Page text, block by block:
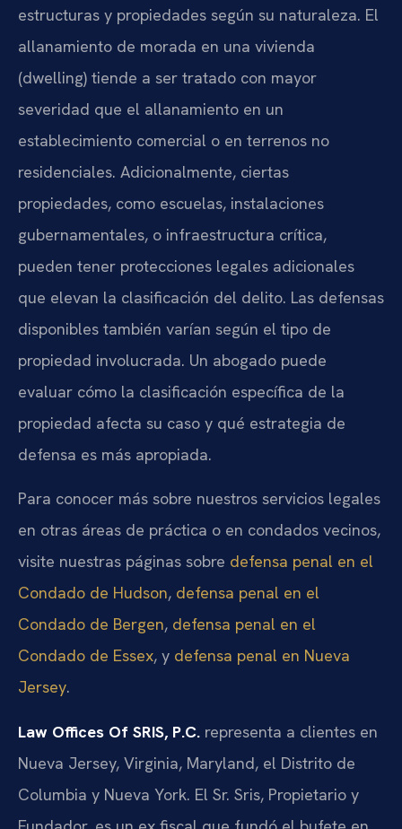
estructuras y propiedades según su naturaleza. El
allanamiento de morada en una vivienda
(dwelling) tiende a ser tratado con mayor
severidad que el allanamiento en un
establecimiento comercial o en terrenos no
residenciales. Adicionalmente, ciertas
propiedades, como escuelas, instalaciones
gubernamentales, o infraestructura crítica,
pueden tener protecciones legales adicionales
que elevan la clasificación del delito. Las defensas
disponibles también varían según el tipo de
propiedad involucrada. Un abogado puede
evaluar cómo la clasificación específica de la
propiedad afecta su caso y qué estrategia de
defensa es más apropiada.
Para conocer más sobre nuestros servicios legales
en otras áreas de práctica o en condados vecinos,
visite nuestras páginas sobre defensa penal en el
Condado de Hudson, defensa penal en el
Condado de Bergen, defensa penal en el
Condado de Essex, y defensa penal en Nueva
Jersey.
Law Offices Of SRIS, P.C. representa a clientes en
Nueva Jersey, Virginia, Maryland, el Distrito de
Columbia y Nueva York. El Sr. Sris, Propietario y